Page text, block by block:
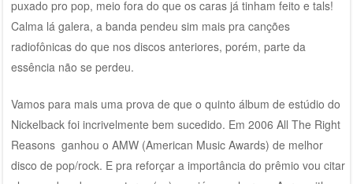
puxado pro pop, meio fora do que os caras já tinham feito e tals!
Calma lá galera, a banda pendeu sim mais pra canções
radiofônicas do que nos discos anteriores, porém, parte da
essência não se perdeu.
Vamos para mais uma prova de que o quinto álbum de estúdio do
Nickelback foi incrivelmente bem sucedido. Em 2006 All The Right
Reasons ganhou o AMW (American Music Awards) de melhor
disco de pop/rock. E pra reforçar a importância do prêmio vou citar